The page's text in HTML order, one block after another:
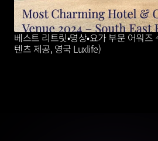
베스트 리트릿•명상•요가 부문 어워
텐츠 제공, 영국 Luxlife)